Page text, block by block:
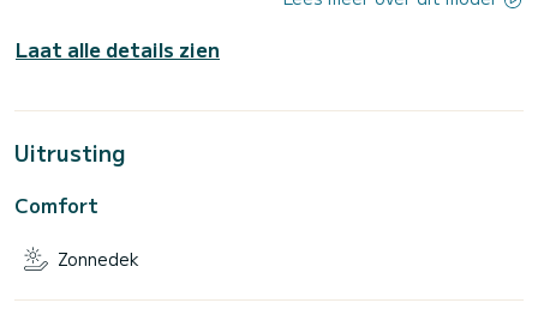
Laat alle details zien
Uitrusting
Comfort
Zonnedek